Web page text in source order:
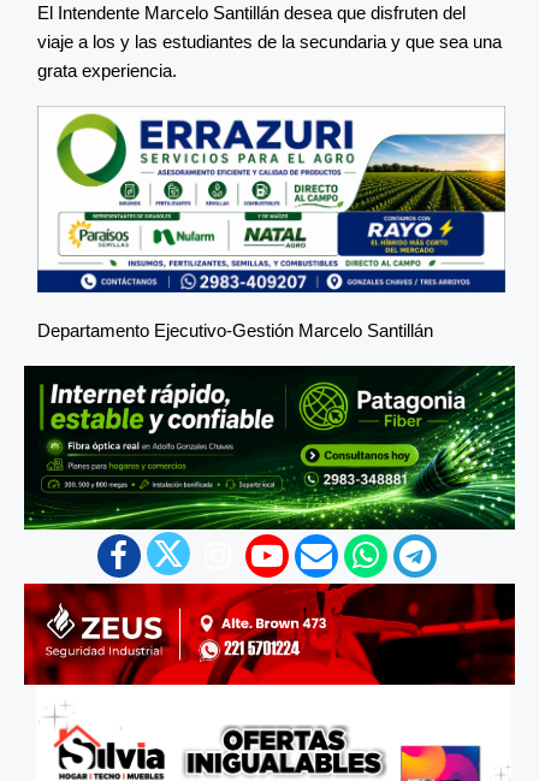
El Intendente Marcelo Santillán desea que disfruten del
viaje a los y las estudiantes de la secundaria y que sea una
grata experiencia.
Departamento Ejecutivo-Gestión Marcelo Santillán